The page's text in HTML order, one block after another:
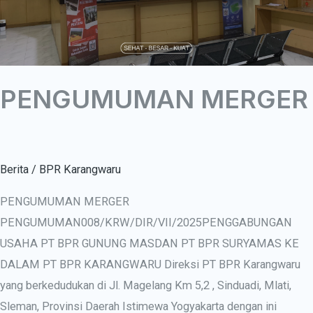
PENGUMUMAN MERGER
Berita / BPR Karangwaru
PENGUMUMAN MERGER
PENGUMUMAN008/KRW/DIR/VII/2025PENGGABUNGAN
USAHA PT BPR GUNUNG MASDAN PT BPR SURYAMAS KE
DALAM PT BPR KARANGWARU Direksi PT BPR Karangwaru
yang berkedudukan di Jl. Magelang Km 5,2 , Sinduadi, Mlati,
Sleman, Provinsi Daerah Istimewa Yogyakarta dengan ini